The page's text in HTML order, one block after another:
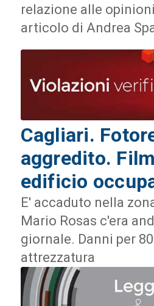
relazione alle
articolo di Andrea
Cagliari.
aggredito.
edificio
E' accaduto nella
Mario Rosas c'era
giornale. Danni per
attrezzatura